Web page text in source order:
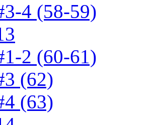
4 (58-59)
2 (60-61)
(62)
(63)